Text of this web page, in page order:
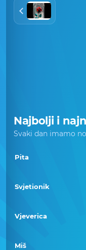
Najbolji i
Svaki dan imamo
Pita
Svjetionik
Vjeverica
Miš